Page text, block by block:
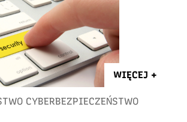
WIĘCEJ +
CYBERBEZPIECZEŃSTWO